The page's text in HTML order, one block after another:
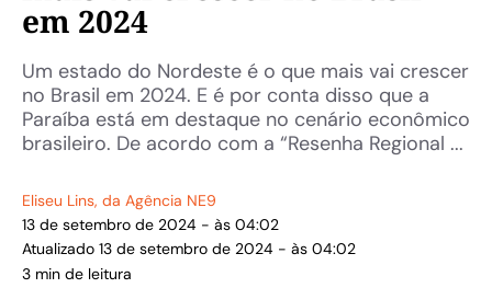
em 2024
Um estado do Nordeste é o que mais vai crescer
no Brasil em 2024. E é por conta disso que a
Paraíba está em destaque no cenário econômico
brasileiro. De acordo com a “Resenha Regional ...
Eliseu Lins, da Agência NE9
13 de setembro de 2024 - às 04:02
Atualizado 13 de setembro de 2024 - às 04:02
3 min de leitura